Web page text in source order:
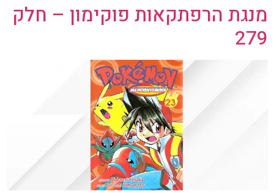
מנגת הרפתקאות פוקימון – חלק
279